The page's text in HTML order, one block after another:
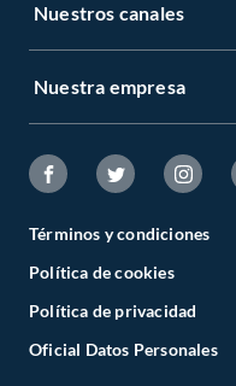
Nuestros canales
Nuestra empresa
Términos y condiciones
Política de cookies
Política de privacidad
Oficial Datos Personales